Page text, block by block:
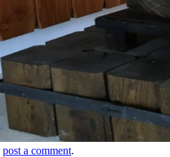
post a comment.